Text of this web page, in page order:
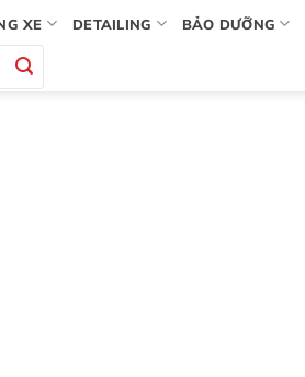
XE DETAILING BẢO DƯỠNG